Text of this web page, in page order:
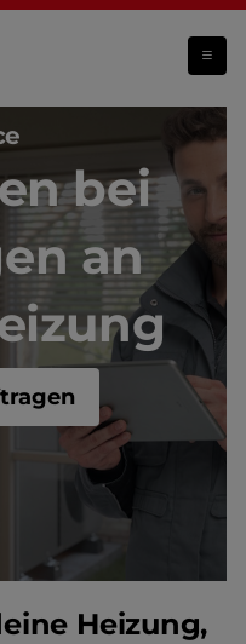
bei
an
Heizung,